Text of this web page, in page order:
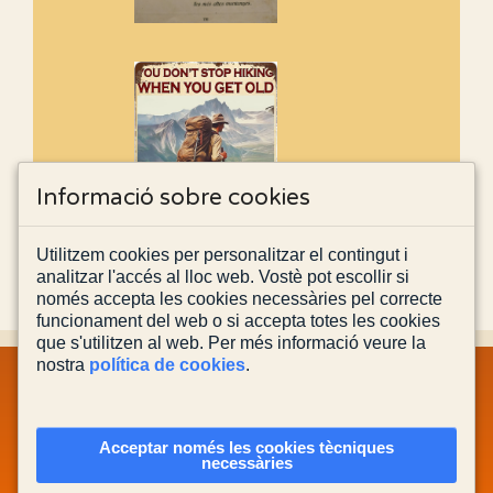
POLÍTICA DE COOKIES
CONTACTA'NS
Informació sobre cookies
Utilitzem cookies per personalitzar el contingut i
analitzar l'accés al lloc web. Vostè pot escollir si
només accepta les cookies necessàries pel correcte
funcionament del web o si accepta totes les cookies
que s'utilitzen al web. Per més informació veure la
nostra política de cookies.
Acceptar només les cookies tècniques
necessàries